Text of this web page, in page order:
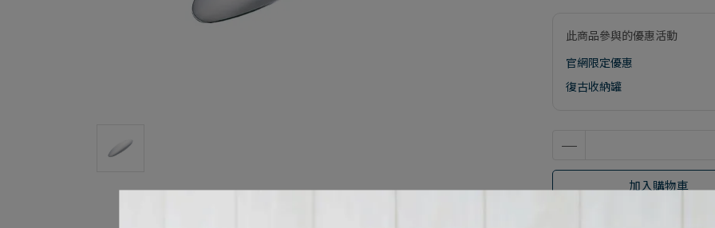
此商品參與的優惠活動
官網限定優惠
復古收納罐
加入購物車